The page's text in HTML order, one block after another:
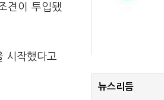
견이 투입됐
시작했다고
뉴스리듬